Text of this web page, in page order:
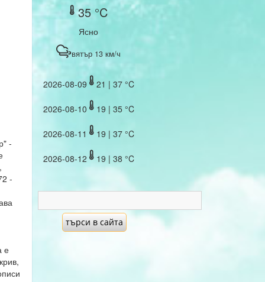
-
-
е
35 °C
Ясно
вятър 13 км/ч
2026-08-09 21 | 37 °C
2026-08-10 19 | 35 °C
2026-08-11 19 | 37 °C
2026-08-12 19 | 38 °C